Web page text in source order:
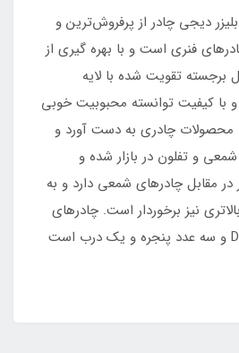
ضد آب درجه یک
و پنجره ها
دیجی چادر از پرفروش‌ترین و
فنری است و با بهره گیری از
برجسته تقویت شده با لایه
با کیفیت توانسته محبوبیت خوبی
محصولات چادری به دست آورد و
و تفلون در بازار شده و
مقابل چادرهای شمعی دارد و به
نیز برخوردار است. چادرهای
برنو مجهز به حلقه مهار D و سه عدد پنجره و یک درب است